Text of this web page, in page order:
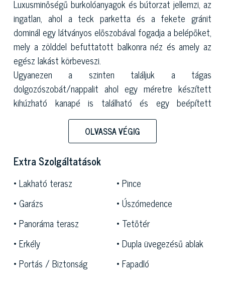
Luxusminőségű burkolóanyagok és bútorzat jellemzi, az
ingatlan, ahol a teck parketta és a fekete gránit
dominál egy látványos előszobával fogadja a belépőket,
mely a zölddel befuttatott balkonra néz és amely az
egész lakást körbeveszi.
Ugyanezen a szinten találjuk a tágas
dolgozószobát/nappalit ahol egy méretre készített
kihúzható kanapé is található és egy beépített
fürdőszoba, egy nagy konyha, egyedi bútorokkal, egy
mosókonyha és egy a vendégek számára fenntartott
fürdőszoba, valamint egy nagy gardrób.
A hálórészleg a lakás bal szárnyán található: egy nagy
tartozik, a Dómra néző fantasztikus kilátással, illetve
további három hálószoba, mind egyedi bútorokkal, és
fürdőkáddal. A központi hálószoba közelében található
a wellness részleg hidromasszázs medencével és
színterápiás kabinnal, szaunával, gőzfürdővel,
zuhanyzóval és dupla mosdókagylóval, illetve külön
OLVASSA VÉGIG
Extra Szolgáltatások
Lakható terasz
Pince
Garázs
Úszómedence
Panoráma terasz
Tetőtér
Erkély
Dupla üvegezésű ablak
Portás / Biztonság
Fapadló